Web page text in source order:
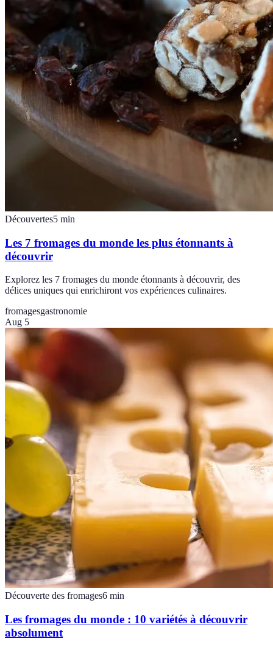
Découvertes5 min
Les 7 fromages du monde les plus étonnants à
découvrir
Explorez les 7 fromages du monde étonnants à découvrir, des
délices uniques qui enrichiront vos expériences culinaires.
fromagesgastronomie
Aug 5
Découverte des fromages6 min
Les fromages du monde : 10 variétés à découvrir
absolument